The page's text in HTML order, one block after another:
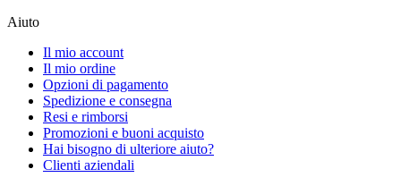
Aiuto
Il mio account
Il mio ordine
Opzioni di pagamento
Spedizione e consegna
Resi e rimborsi
Promozioni e buoni acquisto
Hai bisogno di ulteriore aiuto?
Clienti aziendali